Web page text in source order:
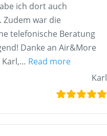
ich dort auch
Zudem war die
telefonische Beratung
Danke an Air&More
Karl,… Read more„Karl“
Karl